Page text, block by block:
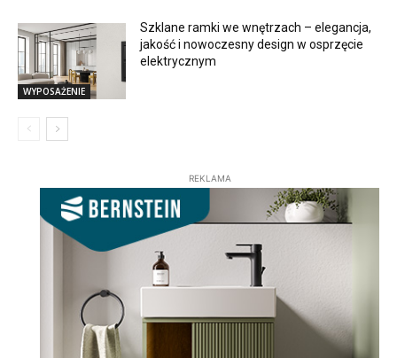
WYPOSAŻENIE
Szklane ramki we wnętrzach – elegancja,
jakość i nowoczesny design w osprzęcie
elektrycznym
REKLAMA